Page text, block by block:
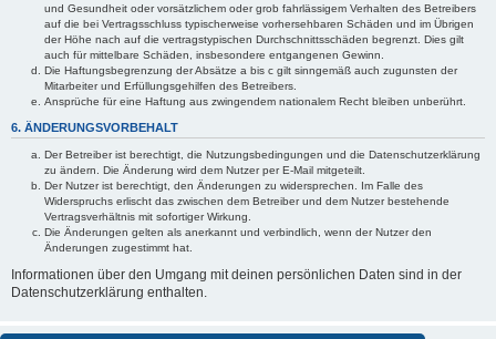
und Gesundheit oder vorsätzlichem oder grob fahrlässigem Verhalten des Betreibers
auf die bei Vertragsschluss typischerweise vorhersehbaren Schäden und im Übrigen
der Höhe nach auf die vertragstypischen Durchschnittsschäden begrenzt. Dies gilt
auch für mittelbare Schäden, insbesondere entgangenen Gewinn.
Die Haftungsbegrenzung der Absätze a bis c gilt sinngemäß auch zugunsten der
Mitarbeiter und Erfüllungsgehilfen des Betreibers.
Ansprüche für eine Haftung aus zwingendem nationalem Recht bleiben unberührt.
6. ÄNDERUNGSVORBEHALT
Der Betreiber ist berechtigt, die Nutzungsbedingungen und die Datenschutzerklärung
zu ändern. Die Änderung wird dem Nutzer per E-Mail mitgeteilt.
Der Nutzer ist berechtigt, den Änderungen zu widersprechen. Im Falle des
Widerspruchs erlischt das zwischen dem Betreiber und dem Nutzer bestehende
Vertragsverhältnis mit sofortiger Wirkung.
Die Änderungen gelten als anerkannt und verbindlich, wenn der Nutzer den
Änderungen zugestimmt hat.
Informationen über den Umgang mit deinen persönlichen Daten sind in der
Datenschutzerklärung enthalten.